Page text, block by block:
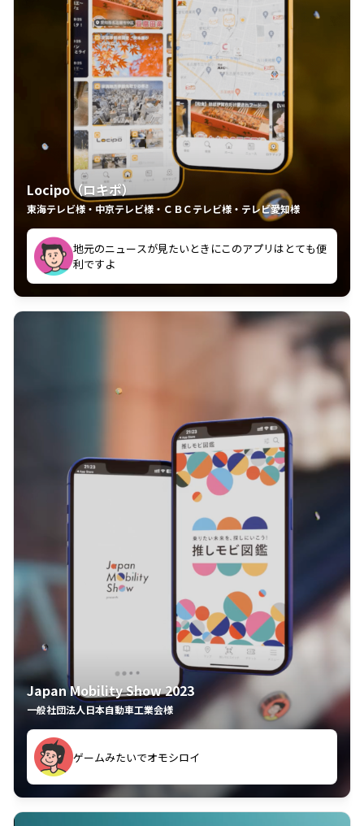
Locipo（ロキポ）
東海テレビ様・中京テレビ様・ＣＢＣテレビ様・テレビ愛知様
中京テレビのおもしろ番組が視聴可能地域外からも見
れるの嬉しいポイント
いつも利用させていただいております！
Japan Mobility Show 2023
一般社団法人日本自動車工業会様
ゲームみたいでオモシロイ
久々のモーターショーがアプリでもっと楽しめました